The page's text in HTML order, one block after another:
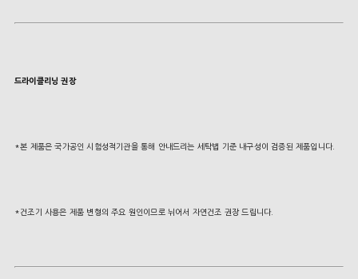
드라이클리닝 권장
*본 제품은 국가공인 시험성적기관을 통해 안내드리는 세탁법 기준 내구성이 검증된 제품입니다.
*건조기 사용은 제품 변형의 주요 원인이므로 뉘어서 자연건조 권장 드립니다.